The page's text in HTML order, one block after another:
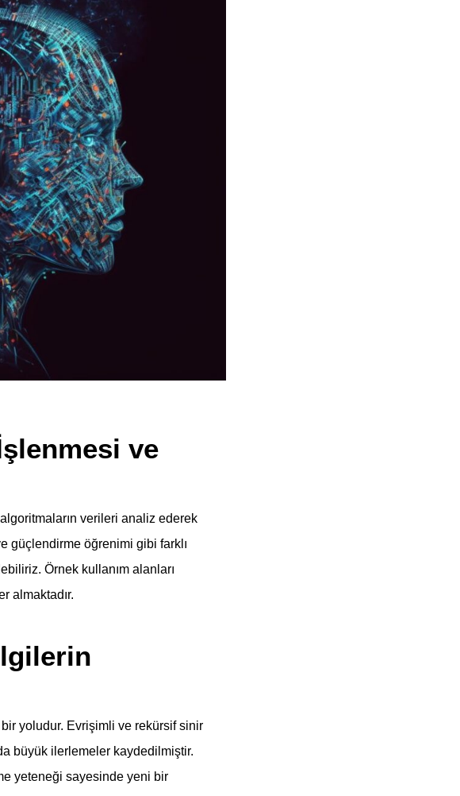
ve
verileri analiz ederek
güçlendirme öğrenimi gibi farklı
Örnek kullanım alanları
almaktadır.
yoludur. Evrişimli ve rekürsif sinir
büyük ilerlemeler kaydedilmiştir.
yeteneği sayesinde yeni bir